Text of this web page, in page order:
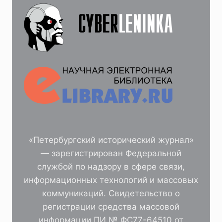
«Петербургский исторический журнал»
— зарегистрирован Федеральной
службой по надзору в сфере связи,
информационных технологий и массовых
коммуникаций. Свидетельство о
регистрации средства массовой